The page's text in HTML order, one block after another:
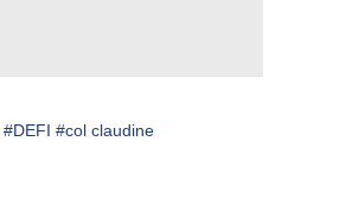
#DEFI #col claudine